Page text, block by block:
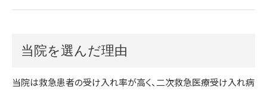
当院を選んだ理由
当院は救急患者の受け入れ率が高く、二次救急医療受け入れ病